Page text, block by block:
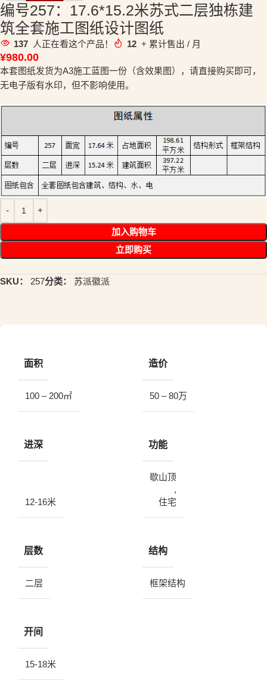
编号257：17.6*15.2米苏式二层独栋建
筑全套施工图纸设计图纸
137 人正在看这个产品！ 12 + 累计售出 / 月
¥980.00
本套图纸发货为A3施工蓝图一份（含效果图），请直接购买即可，
无电子版有水印，但不影响使用。
加入购物车
立即购买
SKU： 257分类： 苏派徽派
面积
100 – 200㎡
造价
50 – 80万
进深
12-16米
功能
歇山顶
,
住宅
层数
二层
结构
框架结构
开间
15-18米